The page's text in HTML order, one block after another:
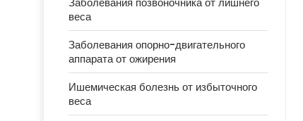
веса
Заболевания опорно-двигательного
аппарата от ожирения
Ишемическая болезнь от избыточного
веса